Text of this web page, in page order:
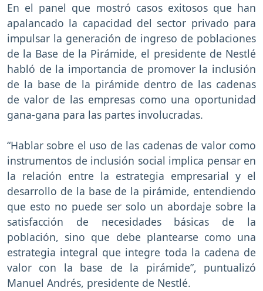
En el panel que mostró casos exitosos que han
apalancado la capacidad del sector privado para
impulsar la generación de ingreso de poblaciones
de la Base de la Pirámide, el presidente de Nestlé
habló de la importancia de promover la inclusión
de la base de la pirámide dentro de las cadenas
de valor de las empresas como una oportunidad
gana-gana para las partes involucradas.
“Hablar sobre el uso de las cadenas de valor como
instrumentos de inclusión social implica pensar en
la relación entre la estrategia empresarial y el
desarrollo de la base de la pirámide, entendiendo
que esto no puede ser solo un abordaje sobre la
satisfacción de necesidades básicas de la
población, sino que debe plantearse como una
estrategia integral que integre toda la cadena de
valor con la base de la pirámide”, puntualizó
Manuel Andrés, presidente de Nestlé.